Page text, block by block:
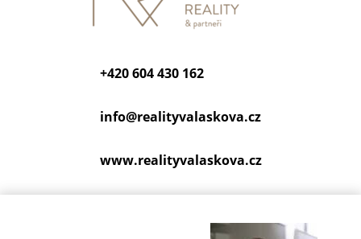
+420 604 430 162
info@realityvalaskova.cz
www.realityvalaskova.cz